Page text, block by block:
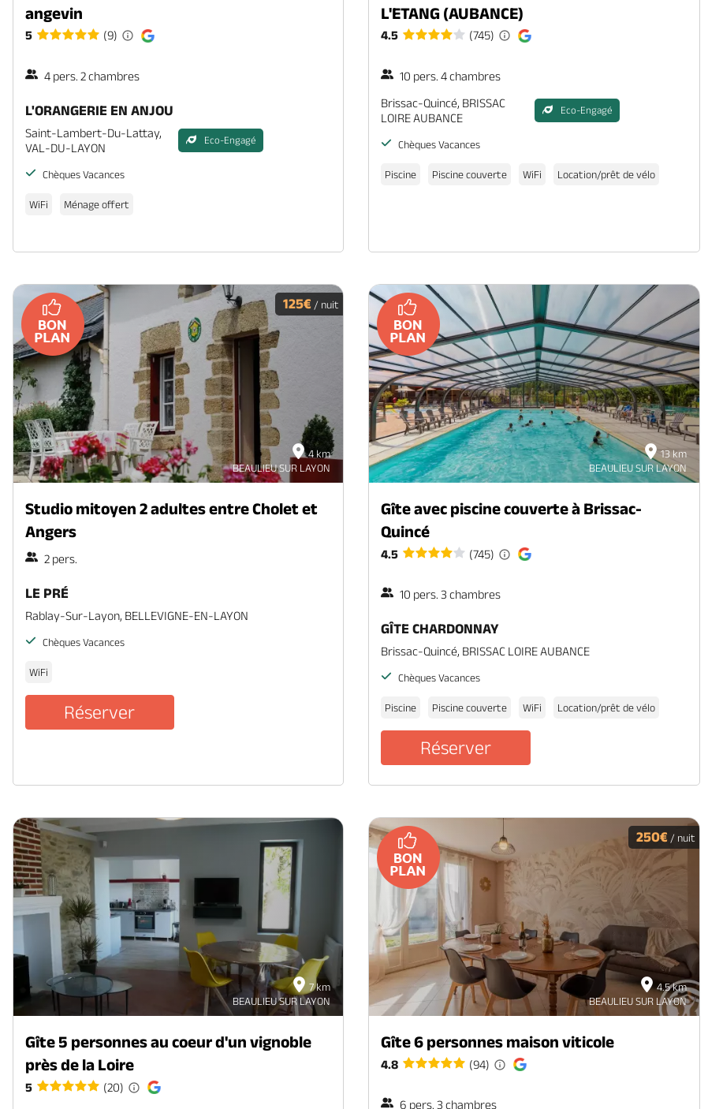
angevin
5 (9)
4 pers. 2 chambres
L'ORANGERIE EN ANJOU
Saint-Lambert-Du-Lattay,
VAL-DU-LAYON
Eco-Engagé
Chèques Vacances
WiFi Ménage offert
L'ETANG (AUBANCE)
4.5 (745)
10 pers. 4 chambres
Brissac-Quincé, BRISSAC
LOIRE AUBANCE
Eco-Engagé
Chèques Vacances
Piscine Piscine couverte WiFi Location/prêt de vélo
4 km
BEAULIEU SUR LAYON
125€ / nuit
Studio mitoyen 2 adultes entre Cholet et
Angers
2 pers.
LE PRÉ
Rablay-Sur-Layon, BELLEVIGNE-EN-LAYON
Chèques Vacances
WiFi
Réserver
13 km
BEAULIEU SUR LAYON
Gîte avec piscine couverte à Brissac-
Quincé
4.5 (745)
10 pers. 3 chambres
GÎTE CHARDONNAY
Brissac-Quincé, BRISSAC LOIRE AUBANCE
Chèques Vacances
Piscine Piscine couverte WiFi Location/prêt de vélo
Réserver
7 km
BEAULIEU SUR LAYON
Gîte 5 personnes au coeur d'un vignoble
près de la Loire
5 (20)
4.5 km
BEAULIEU SUR LAYON
250€/ nuit
Gîte 6 personnes maison viticole
4.8 (94)
6 pers. 3 chambres